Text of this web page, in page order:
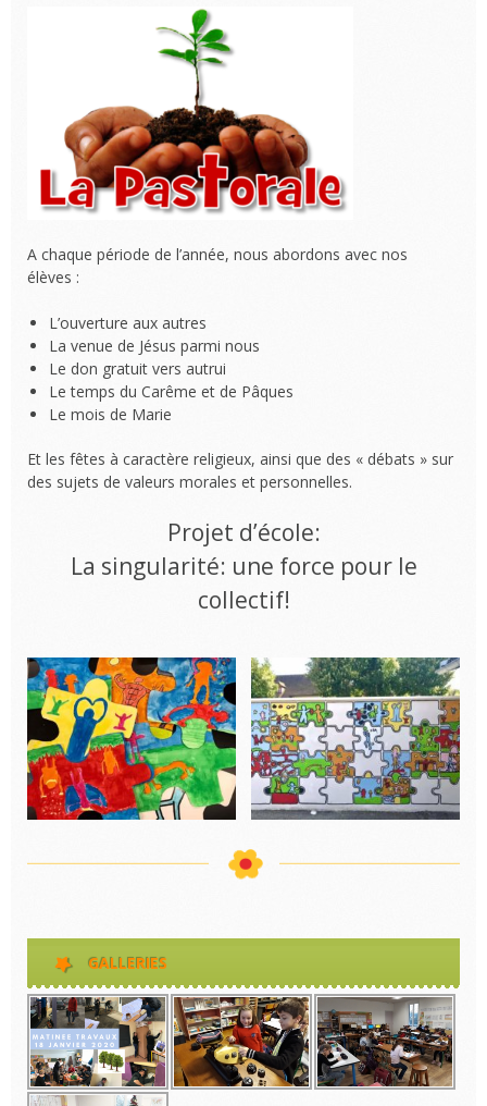
A chaque période de l’année, nous abordons avec nos
élèves :
L’ouverture aux autres
La venue de Jésus parmi nous
Le don gratuit vers autrui
Le temps du Carême et de Pâques
Le mois de Marie
Et les fêtes à caractère religieux, ainsi que des « débats » sur
des sujets de valeurs morales et personnelles.
Projet d’école:
La singularité: une force pour le
collectif!
GALLERIES